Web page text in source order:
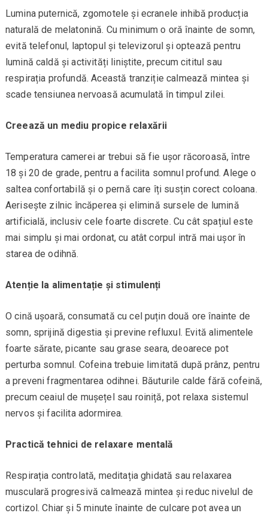
Lumina puternică, zgomotele și ecranele inhibă producția
naturală de melatonină. Cu minimum o oră înainte de somn,
evită telefonul, laptopul și televizorul și optează pentru
lumină caldă și activități liniștite, precum cititul sau
respirația profundă. Această tranziție calmează mintea și
scade tensiunea nervoasă acumulată în timpul zilei.
Creează un mediu propice relaxării
Temperatura camerei ar trebui să fie ușor răcoroasă, între
18 și 20 de grade, pentru a facilita somnul profund. Alege o
saltea confortabilă și o pernă care îți susțin corect coloana.
Aerisește zilnic încăperea și elimină sursele de lumină
artificială, inclusiv cele foarte discrete. Cu cât spațiul este
mai simplu și mai ordonat, cu atât corpul intră mai ușor în
starea de odihnă.
Atenție la alimentație și stimulenți
O cină ușoară, consumată cu cel puțin două ore înainte de
somn, sprijină digestia și previne refluxul. Evită alimentele
foarte sărate, picante sau grase seara, deoarece pot
perturba somnul. Cofeina trebuie limitată după prânz, pentru
a preveni fragmentarea odihnei. Băuturile calde fără cofeină,
precum ceaiul de mușețel sau roiniță, pot relaxa sistemul
nervos și facilita adormirea.
Practică tehnici de relaxare mentală
Respirația controlată, meditația ghidată sau relaxarea
musculară progresivă calmează mintea și reduc nivelul de
cortizol. Chiar și 5 minute înainte de culcare pot avea un